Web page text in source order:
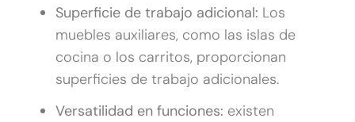
Superficie de trabajo adicional: Los
muebles auxiliares, como las islas de
cocina o los carritos, proporcionan
superficies de trabajo adicionales.
Versatilidad en funciones: existen